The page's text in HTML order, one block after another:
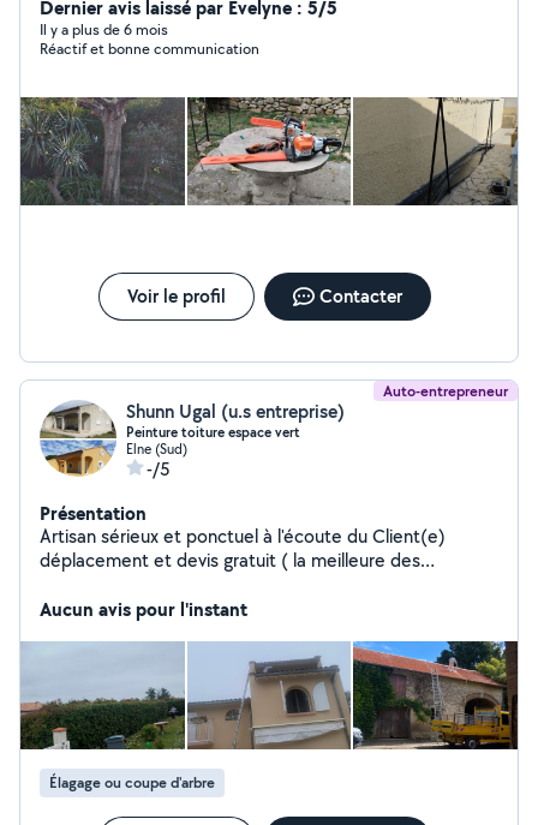
Dernier avis laissé par Evelyne : 5/5
Il y a plus de 6 mois
Réactif et bonne communication
Voir le profil Contacter
Auto-entrepreneur
Shunn Ugal (u.s entreprise)
Peinture toiture espace vert
Elne (Sud)
-/5
Présentation
Artisan sérieux et ponctuel à l'écoute du Client(e)
déplacement et devis gratuit ( la meilleure des
Aucun avis pour l'instant
Élagage ou coupe d'arbre